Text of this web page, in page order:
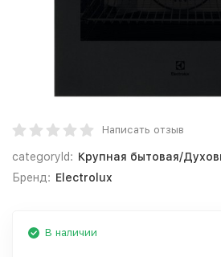
Написать отзыв
categoryId: Крупная бытовая/
Бренд: Electrolux
В наличии